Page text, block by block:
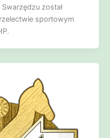
został
sportowym